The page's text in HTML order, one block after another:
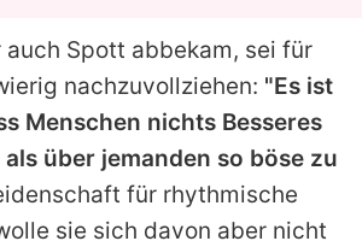
auch Spott abbekam, sei für
nachzuvollziehen: "Es ist
Menschen nichts Besseres
über jemanden so böse zu
für rhythmische
sie sich davon aber nicht